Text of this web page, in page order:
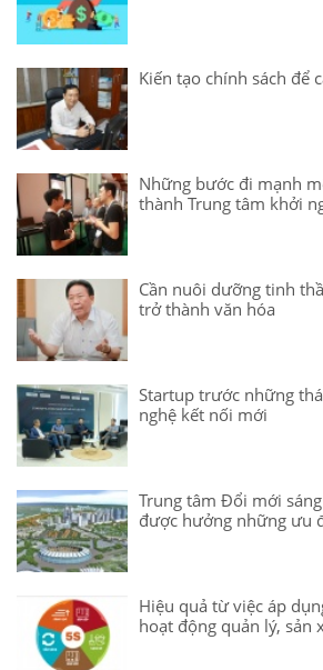
Kiến tạo chính sách để
Những bước đi mạnh
thành Trung tâm khởi
Cần nuôi dưỡng tinh
trở thành văn hóa
Startup trước những
nghệ kết nối mới
Trung tâm Đổi mới
được hưởng những ưu
Hiệu quả từ việc áp
hoạt động quản lý, sản